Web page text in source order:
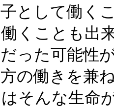
として働く
くことも出
った可能性
の働きを兼
そんな生命